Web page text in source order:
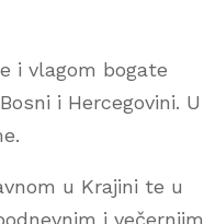
i vlagom bogate
i Hercegovini. U
u Krajini te u
i večernjim